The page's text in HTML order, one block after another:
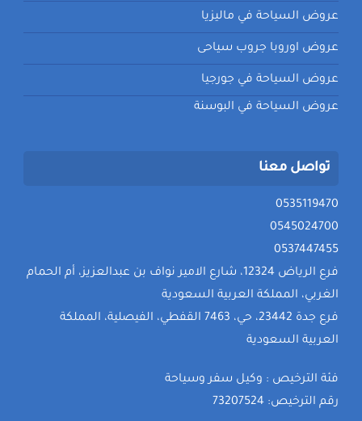
عروض السياحة في ماليزيا
عروض اوروبا جروب سياحى
عروض السياحة في جورجيا
عروض السياحة في البوسنة
تواصل معنا
0535119470
0545024700
0537447455
فرع الرياض 12324، شارع الامير نواف بن عبدالعزيز، أم الحمام
الغربي، المملكة العربية السعودية
فرع جدة 23442، حي، 7463 القفطي، الفيصلية، المملكة
العربية السعودية
فئة الترخيص : وكيل سفر وسياحة
رقم الترخيص: 73207524